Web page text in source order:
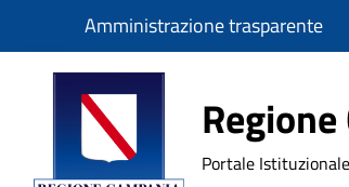
SlimAmministrazione trasparente
Portale Istituzionale